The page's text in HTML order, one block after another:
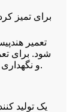
شود. برای
و نگهداری خدمات پس از فروش تعیین شده ارسال کنید.